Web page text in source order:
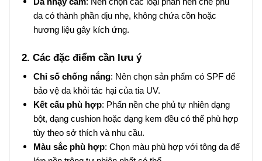
da có thành phần dịu nhẹ, không chứa cồn hoặc
hương liệu gây kích ứng.
2. Các đặc điểm cần lưu ý
Chỉ số chống nắng: Nên chọn sản phẩm có SPF để
bảo vệ da khỏi tác hại của tia UV.
Kết cấu phù hợp: Phấn nền che phủ tự nhiên dạng
bột, dạng cushion hoặc dạng kem đều có thể phù hợp
tùy theo sở thích và nhu cầu.
Màu sắc phù hợp: Chọn màu phù hợp với tông da để